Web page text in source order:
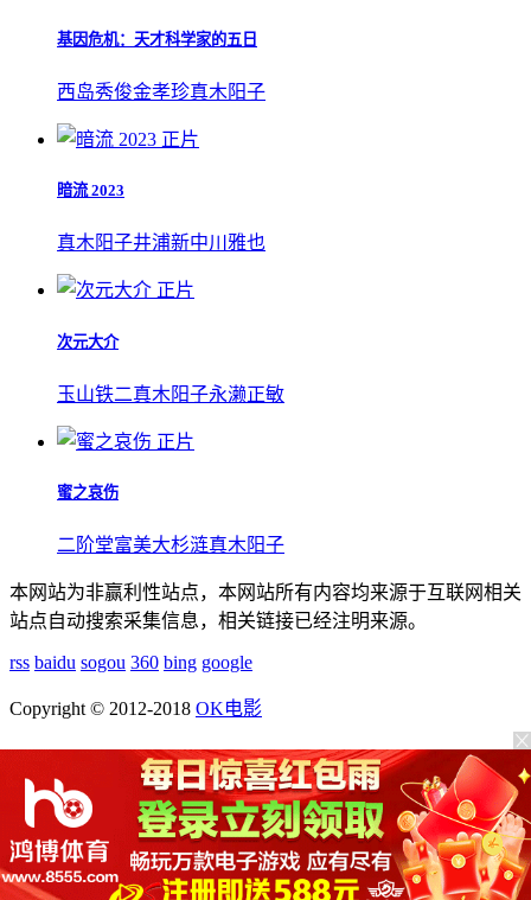
基因危机：天才科学家的五日
西岛秀俊金孝珍真木阳子
正片
暗流 2023
真木阳子井浦新中川雅也
正片
次元大介
玉山铁二真木阳子永濑正敏
正片
蜜之哀伤
二阶堂富美大杉涟真木阳子
本网站为非赢利性站点，本网站所有内容均来源于互联网相关
站点自动搜索采集信息，相关链接已经注明来源。
rss baidu sogou 360 bing google
Copyright © 2012-2018 OK电影